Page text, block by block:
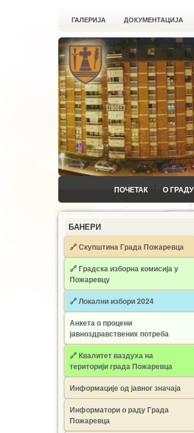
ГАЛЕРИЈА ДОКУМЕНТАЦИЈА
ПОЧЕТАК О ГРАДУ
БАНЕРИ
🔗 Скупштина Града Пожаревца
🔗Градска изборна комисија у
Пожаревцу
🔗 Локални избори 2024
Анкета о процени
јавноздравствених потреба
🔗 Квалитет ваздуха на
територији града Пожаревца
Информације од јавног значаја
Информатори о раду Града
Пожаревца